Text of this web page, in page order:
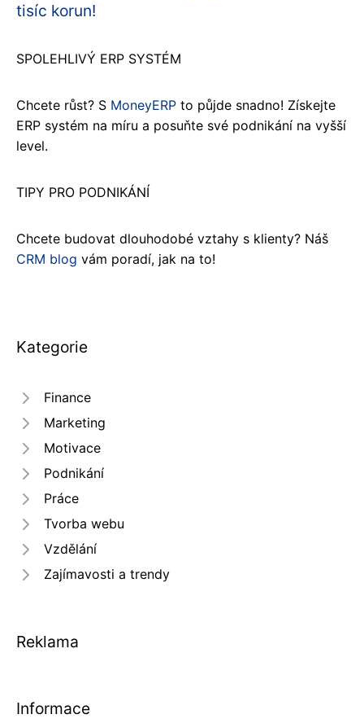
tisíc korun!
SPOLEHLIVÝ ERP SYSTÉM
Chcete růst? S MoneyERP to půjde snadno! Získejte
ERP systém na míru a posuňte své podnikání na vyšší
level.
TIPY PRO PODNIKÁNÍ
Chcete budovat dlouhodobé vztahy s klienty? Náš
CRM blog vám poradí, jak na to!
Kategorie
Finance
Marketing
Motivace
Podnikání
Práce
Tvorba webu
Vzdělání
Zajímavosti a trendy
Reklama
Informace